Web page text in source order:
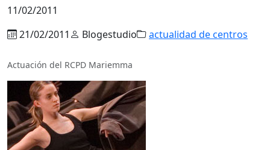
11/02/2011
21/02/2011
Blogestudio actualidad de centros
Actuación del RCPD Mariemma